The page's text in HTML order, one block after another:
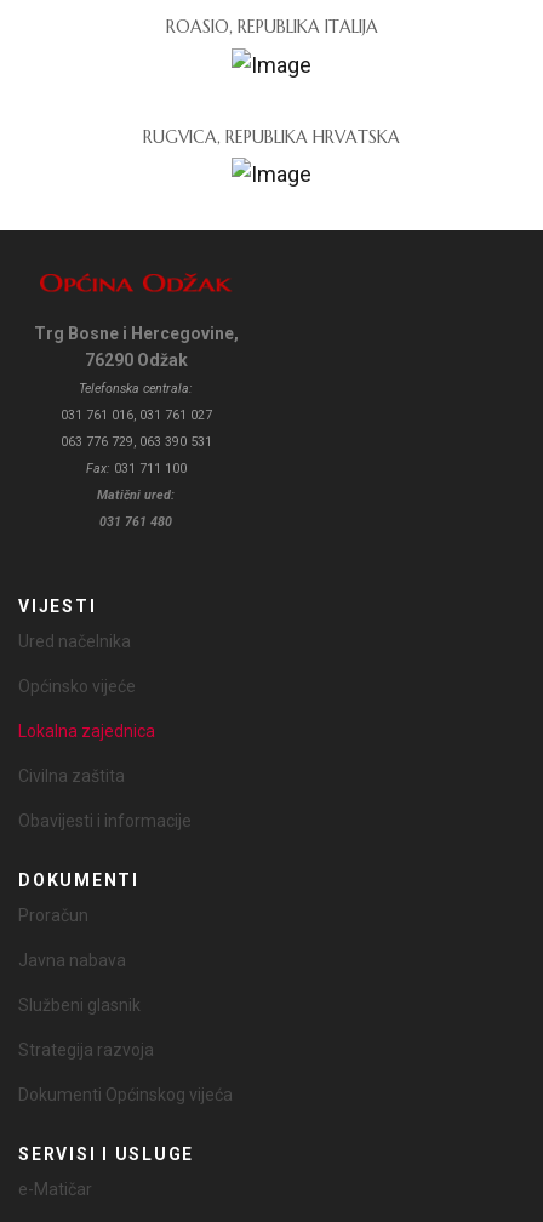
ROASIO, REPUBLIKA ITALIJA
RUGVICA, REPUBLIKA HRVATSKA
Trg Bosne i Hercegovine,
76290 Odžak
Telefonska centrala:
031 761 016, 031 761 027
063 776 729, 063 390 531
Fax: 031 711 100
Matični ured:
031 761 480
VIJESTI
Ured načelnika
Općinsko vijeće
Lokalna zajednica
Civilna zaštita
Obavijesti i informacije
DOKUMENTI
Proračun
Javna nabava
Službeni glasnik
Strategija razvoja
Dokumenti Općinskog vijeća
SERVISI I USLUGE
e-Matičar